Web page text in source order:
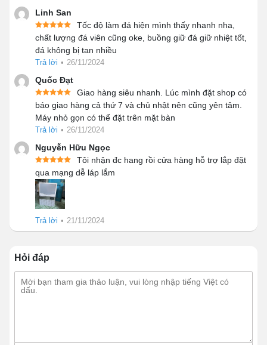
Máy tạo đá viên 50kg có tốc lực xuất mẻ vô cùng “đáng
nể”, chỉ khoảng 10' trong điều kiện tối ưu. Mỗi mẻ tương
đương 40 đá viên có kích thước trên dưới 2cm. Điều
đáng nói là nếu vận hành bền bỉ suốt 24h, máy có thể
tạo ra 50kg đá, ứng với mức năng suất này là 400-500
ly đồ uống size trung bình.
Dựa vào những thông số đặc biệt trên, dễ thấy đây là
thiết bị hợp rơ với cả quy mô kinh doanh vừa và nhỏ.
Trong đó, có 3 đối tượng nên sắm con máy này để phục
vụ nhu cầu thực tế, đó là:
Cửa tiệm đồ uống kinh doanh trà sữa, cafe, nước
ép…
Cơ sở chuyên cung ứng đá sạch cho các quán ăn,
nhà hàng
Linh San
Tốc độ làm đá hiện mình thấy nhanh nha,
chất lượng đá viên cũng oke, buồng giữ đá giữ nhiệt tốt,
đá không bị tan nhiều
Trả lời • 26/11/2024
Quốc Đạt
Giao hàng siêu nhanh. Lúc mình đặt shop có
báo giao hàng cả thứ 7 và chủ nhật nên cũng yên tâm.
Máy nhỏ gọn có thể đặt trên mặt bàn
Trả lời • 26/11/2024
Nguyễn Hữu Ngọc
Tôi nhận đc hang rồi cửa hàng hỗ trợ lắp đặt
qua mạng dễ láp lắm
Trả lời • 21/11/2024
Hỏi đáp